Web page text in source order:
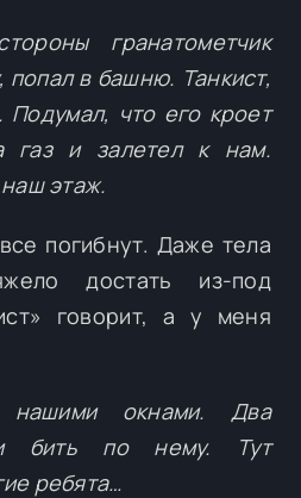
гранатометчик
попал в башню. Танкист,
Подумал, что его кроет
газ и залетел к нам.
этаж.
погибнут. Даже тела
достать из-под
говорит, а у меня
окнами. Два
бить по нему. Тут
ребята…